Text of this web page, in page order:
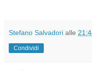
Stefano Salvadori alle
Condividi